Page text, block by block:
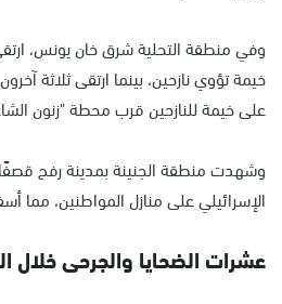
وفي منطقة التحلية شرق خان يونس،
خيمة تؤوي نازحين، بينما ارتقى
على خيمة للنازحين قرب محطة "زنون
وشهدت منطقة الجنينة بمدينة رفح
الإسرائيلي على منازل المواطنين، مما
عشرات الضحايا والجرحى خلال الـ24 ساعة